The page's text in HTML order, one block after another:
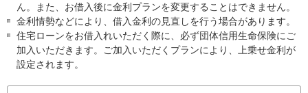
ん。また、お借入後に金利プランを変更することはできません。
金利情勢などにより、借入金利の見直しを行う場合があります。
住宅ローンをお借入れいただく際に、必ず団体信用生命保険にご
加入いただきます。ご加入いただくプランにより、上乗せ金利が
設定されます。